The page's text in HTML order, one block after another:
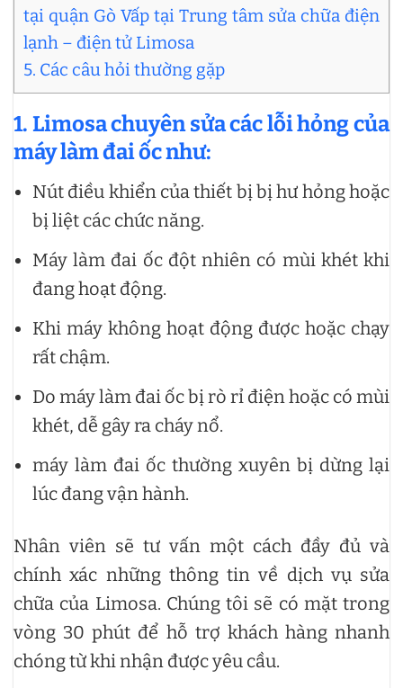
tại quận Gò Vấp tại Trung tâm sửa chữa điện
lạnh – điện tử Limosa
5. Các câu hỏi thường gặp
1. Limosa chuyên sửa các lỗi hỏng của
máy làm đai ốc như:
Nút điều khiển của thiết bị bị hư hỏng hoặc
bị liệt các chức năng.
Máy làm đai ốc đột nhiên có mùi khét khi
đang hoạt động.
Khi máy không hoạt động được hoặc chạy
rất chậm.
Do máy làm đai ốc bị rò rỉ điện hoặc có mùi
khét, dễ gây ra cháy nổ.
máy làm đai ốc thường xuyên bị dừng lại
lúc đang vận hành.
Nhân viên sẽ tư vấn một cách đầy đủ và
chính xác những thông tin về dịch vụ sửa
chữa của Limosa. Chúng tôi sẽ có mặt trong
vòng 30 phút để hỗ trợ khách hàng nhanh
chóng từ khi nhận được yêu cầu.